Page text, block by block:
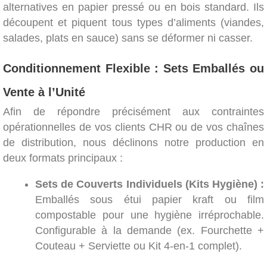
alternatives en papier pressé ou en bois standard. Ils
découpent et piquent tous types d’aliments (viandes,
salades, plats en sauce) sans se déformer ni casser.
Conditionnement Flexible : Sets Emballés ou
Vente à l’Unité
Afin de répondre précisément aux contraintes
opérationnelles de vos clients CHR ou de vos chaînes
de distribution, nous déclinons notre production en
deux formats principaux :
Sets de Couverts Individuels (Kits Hygiène) :
Emballés sous étui papier kraft ou film
compostable pour une hygiène irréprochable.
Configurable à la demande (ex. Fourchette +
Couteau + Serviette ou Kit 4-en-1 complet).